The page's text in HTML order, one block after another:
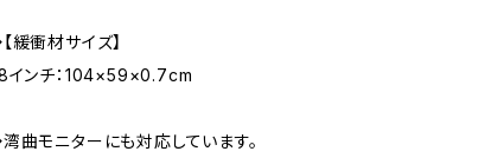
緩衝材サイズ】
インチ：104×59×0.7cm
曲モニターにも対応しています。